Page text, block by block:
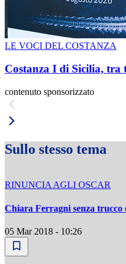
LE VOCI DEL COSTANZA
Costanza I di Sicilia, tra
contenuto sponsorizzato
Sullo stesso tema
RINUNCIA AGLI OSCAR
Chiara Ferragni senza
05 Mar 2018 - 10:26